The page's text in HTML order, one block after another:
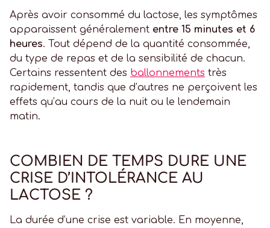
Après avoir consommé du lactose, les symptômes
apparaissent généralement entre 15 minutes et 6
heures. Tout dépend de la quantité consommée,
du type de repas et de la sensibilité de chacun.
Certains ressentent des ballonnements très
rapidement, tandis que d’autres ne perçoivent les
effets qu’au cours de la nuit ou le lendemain
matin.
COMBIEN DE TEMPS DURE UNE
CRISE D’INTOLÉRANCE AU
LACTOSE ?
La durée d’une crise est variable. En moyenne,